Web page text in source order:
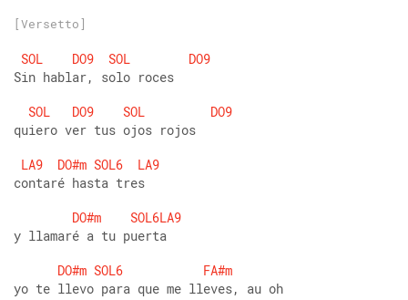
[Versetto]
SOL DO9 SOL
DO9
Sin hablar, solo roces
SOL
DO9 SOL
DO9
quiero ver tus ojos rojos
LA9
DO#m SOL6
LA9
contaré hasta tres
DO#m
SOL6LA9
y llamaré a tu puerta
DO#m SOL6
FA#m
yo te llevo para que me lleves, au oh